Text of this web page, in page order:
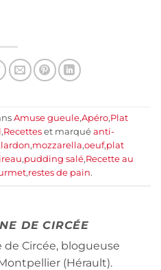
Amuse gueule,Apéro,Plat
,Recetteset marqué anti-
lardon,mozzarella,oeuf,plat
,pudding salé,Recette au
,restes de pain.
DE CIRCÉE
de Circée, blogueuse
(Hérault).